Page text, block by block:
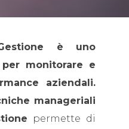
è uno
monitorare e
aziendali.
manageriali
permette di